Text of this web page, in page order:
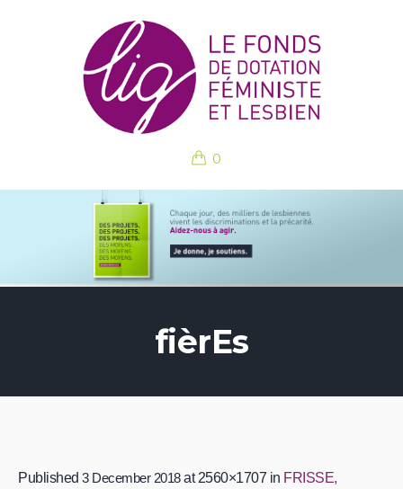
0
fièrEs
Published 3 December 2018at 2560×1707 in FRISSE,